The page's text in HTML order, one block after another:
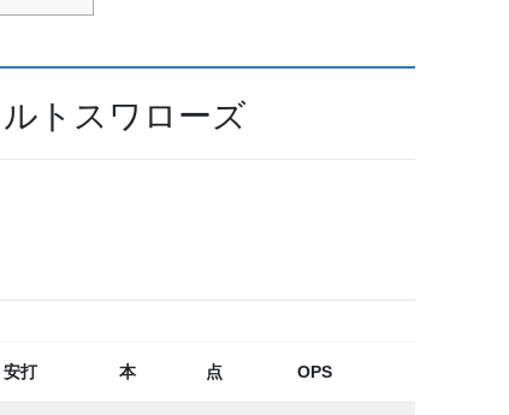
トスワローズ
安打 本 点 OPS